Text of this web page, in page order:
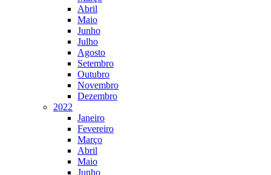
Abril
Maio
Junho
Julho
Agosto
Setembro
Outubro
Novembro
Dezembro
2022
Janeiro
Fevereiro
Março
Abril
Maio
Junho